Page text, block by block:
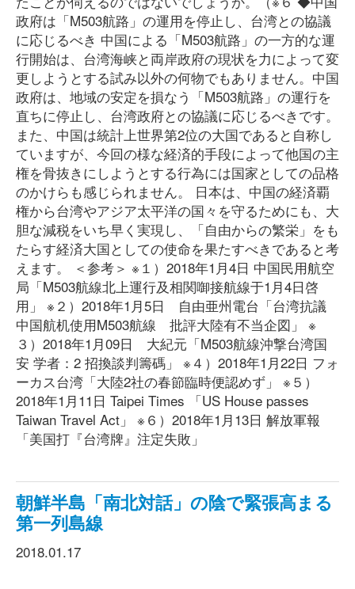
政府は「M503航路」の運用を停止し、台湾との協議
に応じるべき 中国による「M503航路」の一方的な運
行開始は、台湾海峡と両岸政府の現状を力によって変
更しようとする試み以外の何物でもありません。中国
政府は、地域の安定を損なう「M503航路」の運行を
直ちに停止し、台湾政府との協議に応じるべきです。
また、中国は統計上世界第2位の大国であると自称し
ていますが、今回の様な経済的手段によって他国の主
権を骨抜きにしようとする行為には国家としての品格
のかけらも感じられません。 日本は、中国の経済覇
権から台湾やアジア太平洋の国々を守るためにも、大
胆な減税をいち早く実現し、「自由からの繁栄」をも
たらす経済大国としての使命を果たすべきであると考
えます。 ＜参考＞ ※１）2018年1月4日 中国民用航空
局「M503航線北上運行及相関啣接航線于1月4日啓
用」 ※２）2018年1月5日 自由亜州電台「台湾抗議
中国航机使用M503航線 批評大陸有不当企図」 ※
３）2018年1月09日 大紀元「M503航線沖撃台湾国
安 学者：2 招換談判籌碼」 ※４）2018年1月22日 フォ
ーカス台湾「大陸2社の春節臨時便認めず」 ※５）
2018年1月11日 Taipei Times 「US House passes
Taiwan Travel Act」 ※６）2018年1月13日 解放軍報
「美国打『台湾牌』注定失敗」
朝鮮半島「南北対話」の陰で緊張高まる
第一列島線
2018.01.17